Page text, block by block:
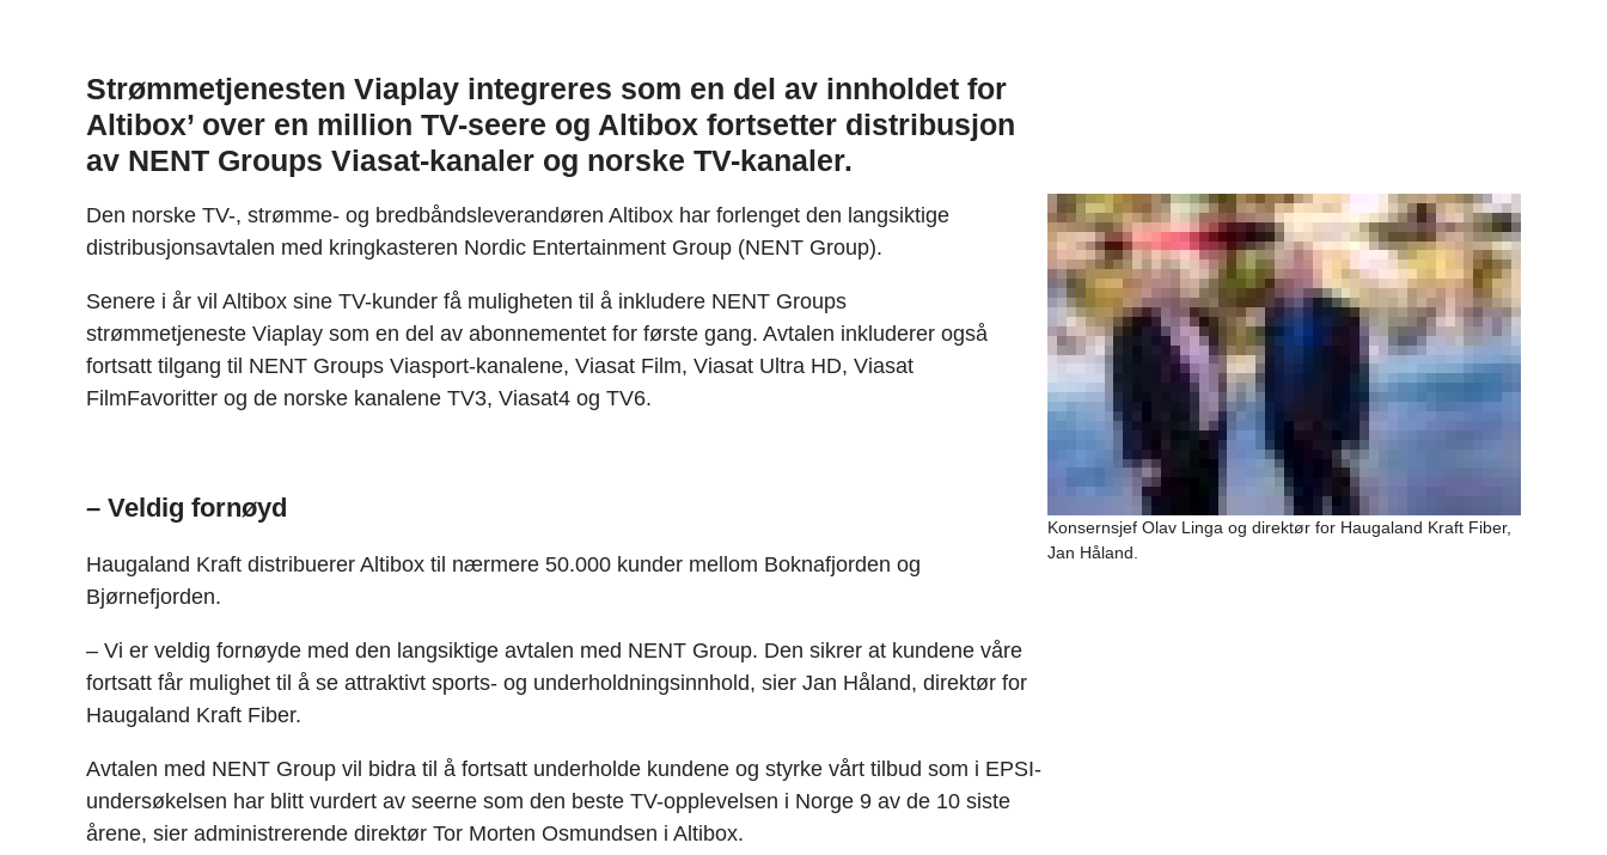
Strømmetjenesten Viaplay integreres som en del av innholdet for
Altibox’ over en million TV-seere og Altibox fortsetter distribusjon
av NENT Groups Viasat-kanaler og norske TV-kanaler.
Konsernsjef Olav Linga og direktør for Haugaland Kraft Fiber,
Jan Håland.
Den norske TV-, strømme- og bredbåndsleverandøren Altibox har forlenget den langsiktige
distribusjonsavtalen med kringkasteren Nordic Entertainment Group (NENT Group).
Senere i år vil Altibox sine TV-kunder få muligheten til å inkludere NENT Groups
strømmetjeneste Viaplay som en del av abonnementet for første gang. Avtalen inkluderer også
fortsatt tilgang til NENT Groups Viasport-kanalene, Viasat Film, Viasat Ultra HD, Viasat
FilmFavoritter og de norske kanalene TV3, Viasat4 og TV6.
– Veldig fornøyd
Haugaland Kraft distribuerer Altibox til nærmere 50.000 kunder mellom Boknafjorden og
Bjørnefjorden.
– Vi er veldig fornøyde med den langsiktige avtalen med NENT Group. Den sikrer at kundene våre
fortsatt får mulighet til å se attraktivt sports- og underholdningsinnhold, sier Jan Håland, direktør for
Haugaland Kraft Fiber.
Avtalen med NENT Group vil bidra til å fortsatt underholde kundene og styrke vårt tilbud som i EPSI-
undersøkelsen har blitt vurdert av seerne som den beste TV-opplevelsen i Norge 9 av de 10 siste
årene, sier administrerende direktør Tor Morten Osmundsen i Altibox.